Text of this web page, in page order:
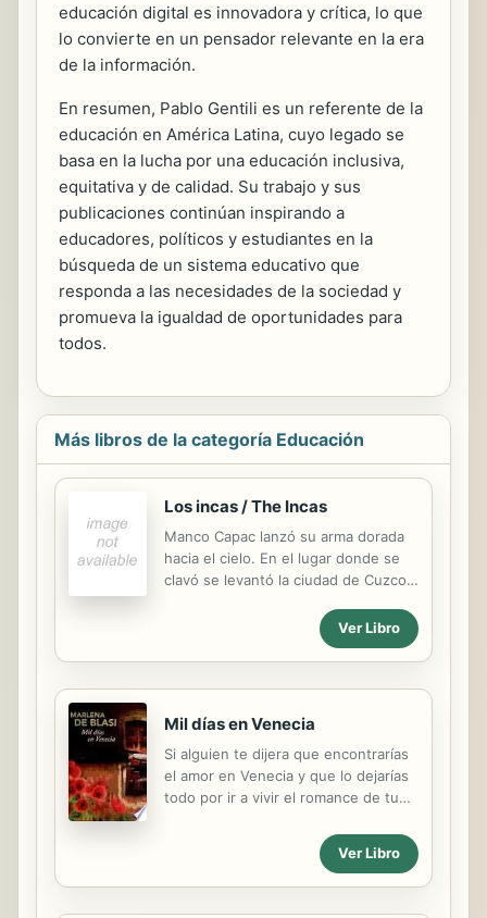
educación digital es innovadora y crítica, lo que
lo convierte en un pensador relevante en la era
de la información.
En resumen, Pablo Gentili es un referente de la
educación en América Latina, cuyo legado se
basa en la lucha por una educación inclusiva,
equitativa y de calidad. Su trabajo y sus
publicaciones continúan inspirando a
educadores, políticos y estudiantes en la
búsqueda de un sistema educativo que
responda a las necesidades de la sociedad y
promueva la igualdad de oportunidades para
todos.
Más libros de la categoría Educación
Los incas / The Incas
Manco Capac lanzó su arma dorada
hacia el cielo. En el lugar donde se
clavó se levantó la ciudad de Cuzco.
de los incas con este libro
interactivo, lleno de datos,
información, curiosidades..., con
solapas, brillos, des
Ver Libro
Mil días en Venecia
Si alguien te dijera que encontrarías
el amor en Venecia y que lo dejarías
todo por ir a vivir el romance de tu
se trata más que de una broma
sacada de la trama de una novela
romántica, pero a veces la realidad
Ver Libro